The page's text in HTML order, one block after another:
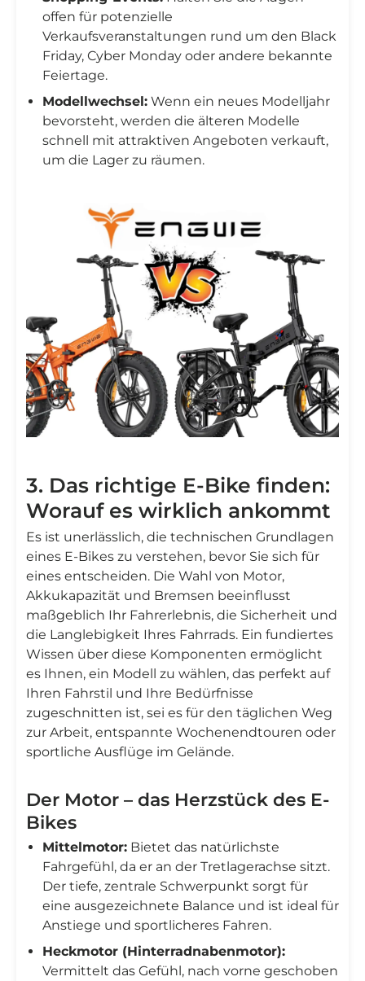
offen für potenzielle
Verkaufsveranstaltungen rund um den Black
Friday, Cyber Monday oder andere bekannte
Feiertage.
Modellwechsel: Wenn ein neues Modelljahr
bevorsteht, werden die älteren Modelle
schnell mit attraktiven Angeboten verkauft,
um die Lager zu räumen.
3. Das richtige E-Bike finden:
Worauf es wirklich ankommt
Es ist unerlässlich, die technischen Grundlagen
eines E-Bikes zu verstehen, bevor Sie sich für
eines entscheiden. Die Wahl von Motor,
Akkukapazität und Bremsen beeinflusst
maßgeblich Ihr Fahrerlebnis, die Sicherheit und
die Langlebigkeit Ihres Fahrrads. Ein fundiertes
Wissen über diese Komponenten ermöglicht
es Ihnen, ein Modell zu wählen, das perfekt auf
Ihren Fahrstil und Ihre Bedürfnisse
zugeschnitten ist, sei es für den täglichen Weg
zur Arbeit, entspannte Wochenendtouren oder
sportliche Ausflüge im Gelände.
Der Motor – das Herzstück des E-
Bikes
Mittelmotor: Bietet das natürlichste
Fahrgefühl, da er an der Tretlagerachse sitzt.
Der tiefe, zentrale Schwerpunkt sorgt für
eine ausgezeichnete Balance und ist ideal für
Anstiege und sportlicheres Fahren.
Heckmotor (Hinterradnabenmotor):
Vermittelt das Gefühl, nach vorne geschoben